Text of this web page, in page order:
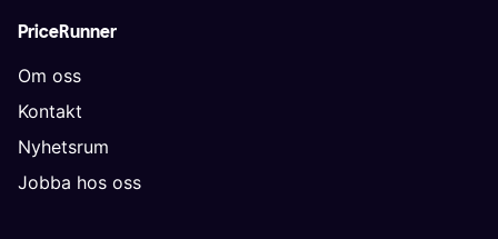
PriceRunner
Om oss
Kontakt
Nyhetsrum
Jobba hos oss